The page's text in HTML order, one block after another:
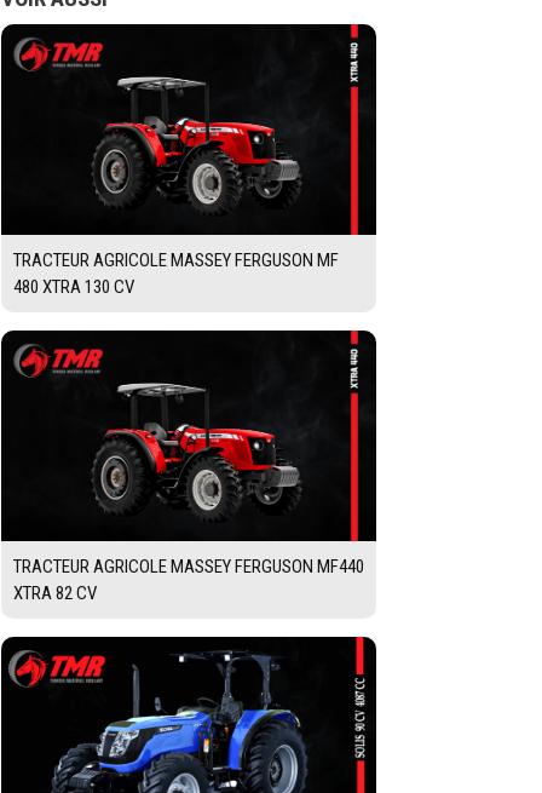
TRACTEUR AGRICOLE MASSEY FERGUSON MF
480 XTRA 130 CV
TRACTEUR AGRICOLE MASSEY FERGUSON MF440
XTRA 82 CV